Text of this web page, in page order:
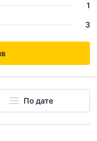
По дате
1
3